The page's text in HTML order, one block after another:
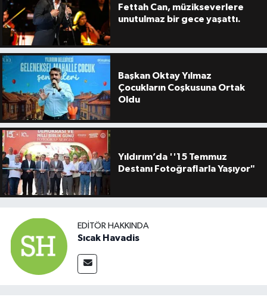
Fettah Can, müzikseverlere
unutulmaz bir gece yaşattı.
Başkan Oktay Yılmaz
Çocukların Coşkusuna Ortak
Oldu
Yıldırım’da ''15 Temmuz
Destanı Fotoğraflarla Yaşıyor"
EDITÖR HAKKINDA
Sıcak Havadis